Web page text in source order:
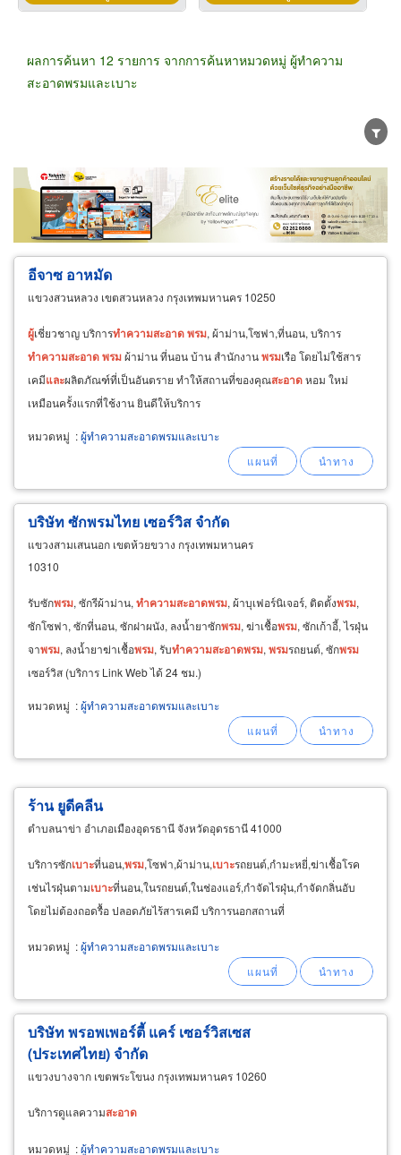
ผลการค้นหา 12 รายการ จากการค้นหาหมวดหมู่ ผู้ทำความ
สะอาดพรมและเบาะ
ขายส่ง ขายปลีก ผู้ผลิต
ตัวแทนจัดจำหน่าย
ผู้ส่งออก/นำเข้า
ธุรกิจบริการ
อีจาซ อาหมัด
แขวงสวนหลวง เขตสวนหลวง กรุงเทพมหานคร 10250
ผู้เชี่ยวชาญ บริการทำความสะอาดพรม, ผ้าม่าน,โซฟา,ที่นอน, บริการ
ทำความสะอาดพรมผ้าม่าน ที่นอน บ้าน สำนักงานพรมเรือ โดยไม่ใช้สาร
เคมีและผลิตภัณฑ์ที่เป็นอันตราย ทำให้สถานที่ของคุณสะอาดหอม ใหม่
เหมือนครั้งแรกที่ใช้งาน ยินดีให้บริการ
หมวดหมู่ :ผู้ทำความสะอาดพรมและเบาะ
บริษัท ซักพรมไทย เซอร์วิส จำกัด
แขวงสามเสนนอก เขตห้วยขวาง กรุงเทพมหานคร
10310
รับซักพรม, ซักรีผ้าม่าน, ทำความสะอาดพรม, ผ้าบุเฟอร์นิเจอร์, ติดตั้งพรม,
ซักโซฟา, ซักที่นอน, ซักฝาผนัง, ลงน้ำยาซักพรม, ฆ่าเชื้อพรม, ซักเก้าอี้, ไรฝุ่น
จาพรม, ลงน้ำยาฆ่าเชื้อพรม, รับทำความสะอาดพรม, พรมรถยนต์, ซักพรม
เซอร์วิส (บริการ Link Web ได้ 24 ชม.)
หมวดหมู่ :ผู้ทำความสะอาดพรมและเบาะ
ร้าน ยูดีคลีน
ตำบลนาข่า อำเภอเมืองอุดรธานี จังหวัดอุดรธานี 41000
บริการซักเบาะที่นอน,พรม,โซฟา,ผ้าม่าน,เบาะรถยนต์,กำมะหยี่,ฆ่าเชื้อโรค
เช่นไรฝุ่นตามเบาะที่นอน,ในรถยนต์,ในช่องแอร์,กำจัดไรฝุ่น,กำจัดกลิ่นอับ
โดยไม่ต้องถอดรื้อ ปลอดภัยไร้สารเคมี บริการนอกสถานที่
หมวดหมู่ :ผู้ทำความสะอาดพรมและเบาะ
บริษัท พรอพเพอร์ตี้ แคร์ เซอร์วิสเซส
(ประเทศไทย) จำกัด
แขวงบางจาก เขตพระโขนง กรุงเทพมหานคร 10260
บริการดูแลความสะอาด
หมวดหมู่ :ผู้ทำความสะอาดพรมและเบาะ